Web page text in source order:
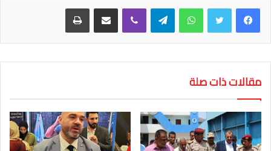
واتساب تيلقرام
مقالات ذات صلة